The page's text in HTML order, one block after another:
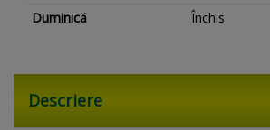
Duminică
Închis
Descriere